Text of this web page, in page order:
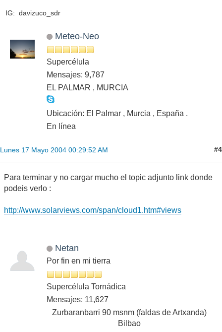
IG: davizuco_sdr
Meteo-Neo
Supercélula
Mensajes: 9,787
EL PALMAR , MURCIA
Ubicación: El Palmar , Murcia , España .
En línea
Lunes 17 Mayo 2004 00:29:52 AM #4
Para terminar y no cargar mucho el topic adjunto link donde
podeis verlo :
http://www.solarviews.com/span/cloud1.htm#views
Netan
Por fin en mi tierra
Supercélula Tornádica
Mensajes: 11,627
Zurbaranbarri 90 msnm (faldas de Artxanda)
Bilbao